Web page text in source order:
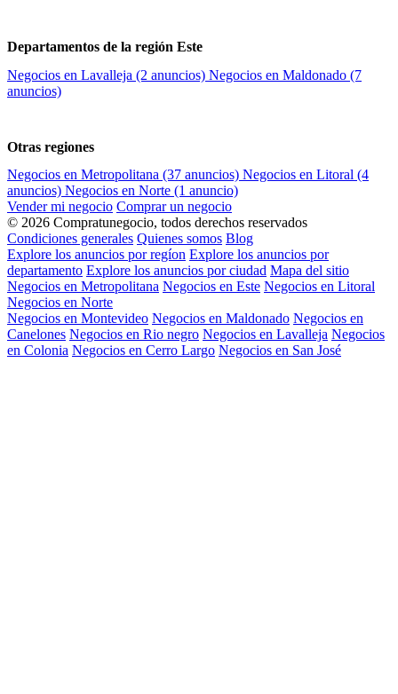
Departamentos de la región Este
Negocios en Lavalleja (2 anuncios) Negocios en Maldonado (7
anuncios)
Otras regiones
Negocios en Metropolitana (37 anuncios) Negocios en Litoral (4
anuncios) Negocios en Norte (1 anuncio)
Vender mi negocio Comprar un negocio
© 2026 Compratunegocio, todos derechos reservados
Condiciones generales Quienes somos Blog
Explore los anuncios por regíon Explore los anuncios por
departamento Explore los anuncios por ciudad Mapa del sitio
Negocios en Metropolitana Negocios en Este Negocios en Litoral
Negocios en Norte
Negocios en Montevideo Negocios en Maldonado Negocios en
Canelones Negocios en Rio negro Negocios en Lavalleja Negocios
en Colonia Negocios en Cerro Largo Negocios en San José